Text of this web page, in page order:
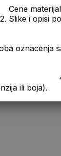
Cene
2. Slike i opisi
oznacenja
ili boja).